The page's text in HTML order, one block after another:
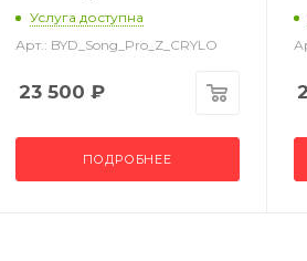
Услуга доступна
Арт.: BYD_Song_Pro_Z_CRYLO
23 500 ₽
ПОДРОБНЕЕ